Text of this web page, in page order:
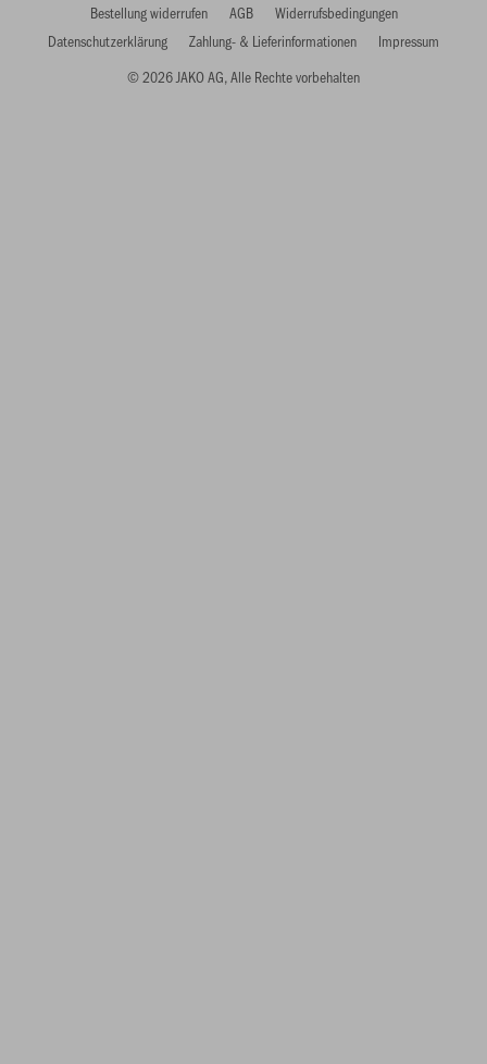
© 2026 JAKO AG, Alle Rechte vorbehalten
Bestellung widerrufen AGB
Widerrufsbedingungen
Datenschutzerklärung
Zahlung- & Lieferinformationen Impressum